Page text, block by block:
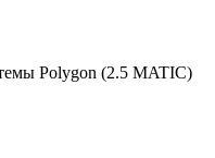
Polygon (2.5 MATIC)